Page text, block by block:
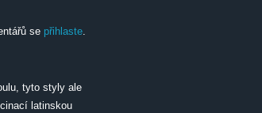
se přihlaste.
tyto styly ale
latinskou